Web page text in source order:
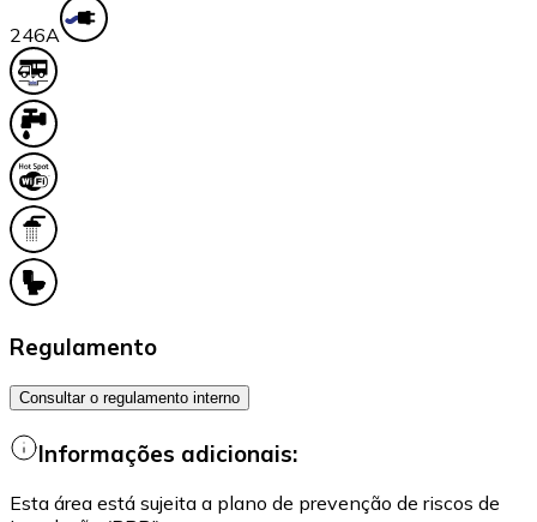
246A
Regulamento
Consultar o regulamento interno
Informações adicionais:
Esta área está sujeita a plano de prevenção de riscos de